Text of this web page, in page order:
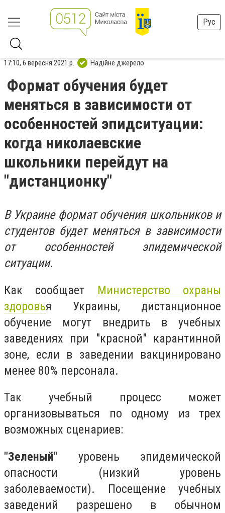
Рус
17:10, 6 вересня 2021 р. Надійне джерело
Формат обучения будет
меняться в зависимости от
особенностей эпидситуации:
когда николаевские
школьники перейдут на
"дистанционку"
В Украине формат обучения школьников и
студентов будет меняться в зависимости
от особенностей эпидемической
ситуации.
Как сообщает Министерство охраны
здоровья Украины, дистанционное
обучение могут внедрить в учебных
заведениях при "красной" карантинной
зоне, если в заведении вакцинировано
менее 80% персонала.
Так учебный процесс может
организовываться по одному из трех
возможных сценариев:
"Зеленый" уровень эпидемической
опасности (низкий уровень
заболеваемости). Посещение учебных
заведений разрешено в обычном